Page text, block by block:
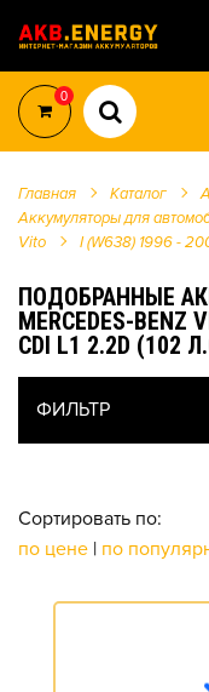
0
Главная Каталог
Аккумуляторы для
Vito
I (W638) 1996 -
ПОДОБРАННЫЕ
MERCEDES-BENZ
CDI L1 2.2D (102
ФИЛЬТР
Сортировать по:
по цене | по